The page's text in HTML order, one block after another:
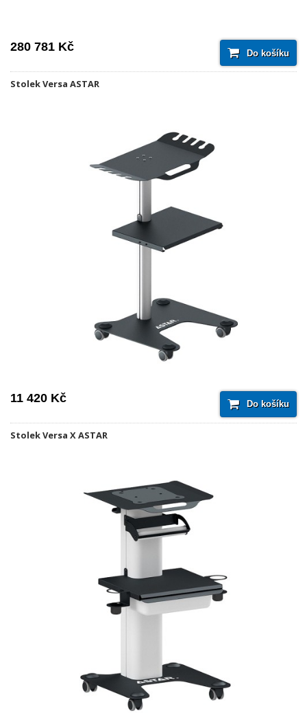
280 781 Kč Do košíku
Stolek Versa ASTAR
11 420 Kč Do košíku
Stolek Versa X ASTAR